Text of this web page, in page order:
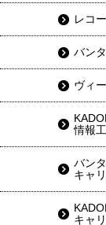
レコ
バン
ヴィ
情報
バン
キャ
キャ